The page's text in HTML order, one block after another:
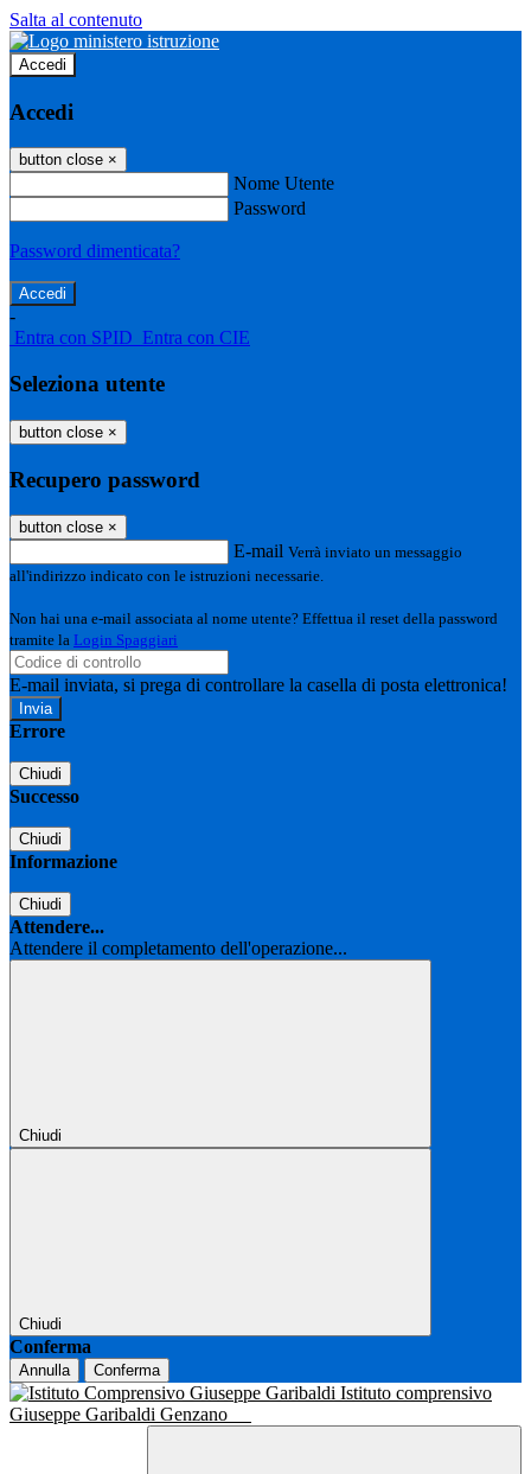
Salta al contenuto
Accedi
Accedi
button close ×
Nome Utente
Password
Password dimenticata?
-
Entra con SPID Entra con CIE
Seleziona utente
button close ×
Recupero password
button close ×
E-mail Verrà inviato un messaggio
all'indirizzo indicato con le istruzioni necessarie.
Non hai una e-mail associata al nome utente? Effettua il reset della password
tramite la Login Spaggiari
E-mail inviata, si prega di controllare la casella di posta elettronica!
Errore
Chiudi
Successo
Chiudi
Informazione
Chiudi
Attendere...
Attendere il completamento dell'operazione...
Chiudi
Chiudi
Conferma
Annulla Conferma
Istituto comprensivo
Giuseppe Garibaldi Genzano